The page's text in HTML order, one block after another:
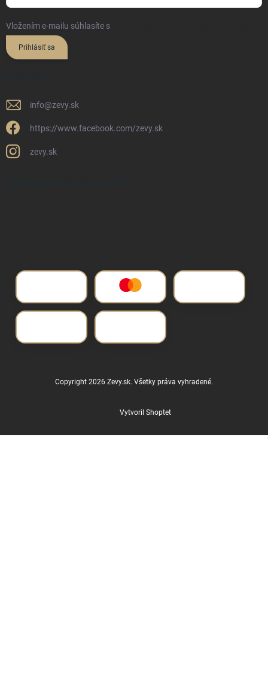
Vložením e-mailu súhlasíte s
Prihlásiť sa
info@zevy.sk
https://www.facebook.com/zevy.sk
zevy.sk
Vytvoril Shoptet
Copyright 2026 Zevy.sk. Všetky práva vyhradené.